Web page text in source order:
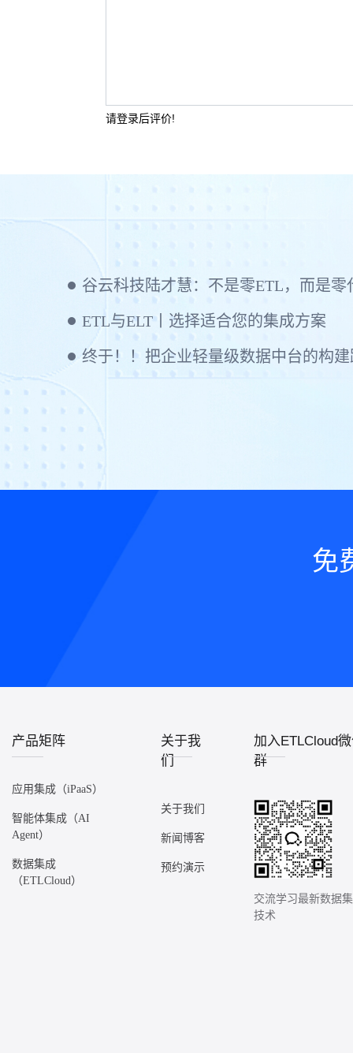
请登录后评价!
ETL与ELT丨选择适合您的集成方案
终于！！把企业轻量级数据中台的构
免
产品矩阵
应用集成（iPaaS）
智能体集成（AI
Agent）
数据集成
（ETLCloud）
关于我
们
关于我们
新闻博客
预约演示
加入ETLCloud
群
交流学习最新数据
技术